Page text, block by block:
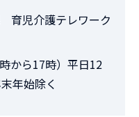
児介護テレワーク
から17時）平日12
年始除く